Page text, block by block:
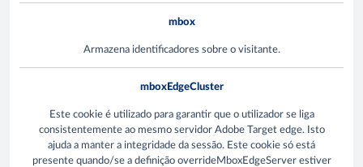
mbox
Armazena identificadores sobre o visitante.
mboxEdgeCluster
Este cookie é utilizado para garantir que o utilizador se liga
consistentemente ao mesmo servidor Adobe Target edge. Isto
ajuda a manter a integridade da sessão. Este cookie só está
presente quando/se a definição overrideMboxEdgeServer estiver